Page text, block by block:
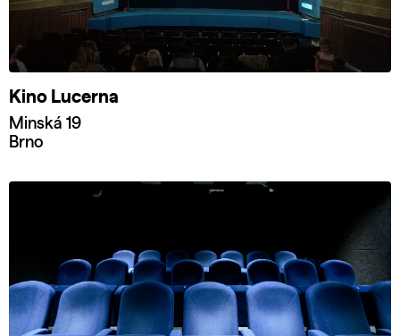
Kino Lucerna
Minská 19
Brno